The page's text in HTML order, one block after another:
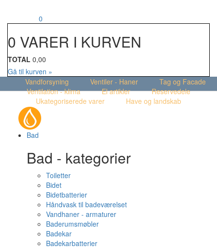
0
0 VARER I KURVEN
TOTAL 0,00
Gå til kurven »
Vandforsyning
Ventiler - Haner
Tag og Facade
Ventilation - klima
El artikler
Reservedele
Ukategoriserede varer
Have og landskab
Bad
Bad - kategorier
Toiletter
Bidet
Bidetbatterier
Håndvask til badeværelset
Vandhaner - armaturer
Baderumsmøbler
Badekar
Badekarbatterier